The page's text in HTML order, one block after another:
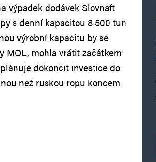
výpadek dodávek Slovnaft
s denní kapacitou 8 500 tun
výrobní kapacitu by se
MOL, mohla vrátit začátkem
dokončit investice do
než ruskou ropu koncem